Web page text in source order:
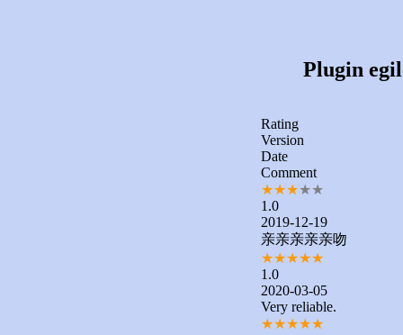
Plugin
Rating
Version
Date
Comment
★★★★★
1.0
2019-12-19
亲亲亲亲亲吻
★★★★★
1.0
2020-03-05
Very reliable.
★★★★★